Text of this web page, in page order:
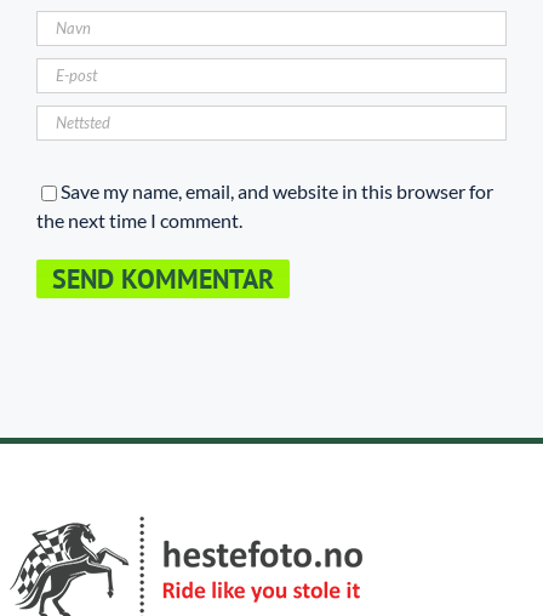
Save my name, email, and website in this browser for
the next time I comment.